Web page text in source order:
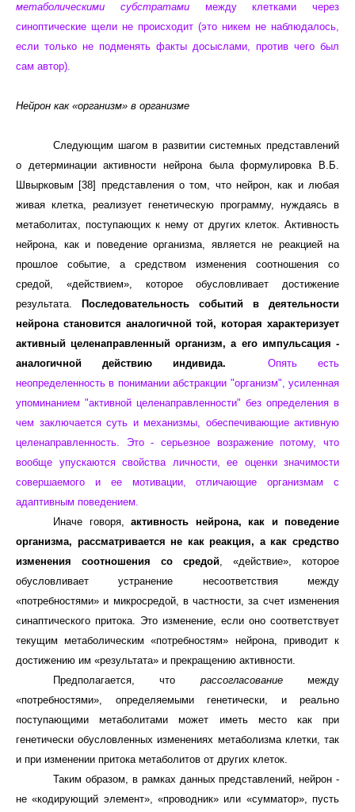
метаболическими субстратами между клетками через
синоптические щели не происходит (это никем не наблюдалось,
если только не подменять факты досыслами, против чего был
сам автор).
Нейрон как «организм» в организме
Следующим шагом в развитии системных представлений
о детерминации активности нейрона была формулировка В.Б.
Швырковым [38] представления о том, что нейрон, как и любая
живая клетка, реализует генетическую программу, нуждаясь в
метаболитах, поступающих к нему от других клеток. Активность
нейрона, как и поведение организма, является не реакцией на
прошлое событие, а средством изменения соотношения со
средой, «действием», которое обусловливает достижение
результата.
Последовательность событий в деятельности
нейрона становится аналогичной той, которая характеризует
активный целенаправленный организм, а его импульсация -
аналогичной действию индивида.
Опять есть
неопределенность в понимании абстракции "организм", усиленная
упоминанием "активной целенаправленности" без определения в
чем заключается суть и механизмы, обеспечивающие активную
целенаправленность. Это - серьезное возражение потому, что
вообще упускаются свойства личности, ее оценки значимости
совершаемого и ее мотивации, отличающие организмам с
адаптивным поведением.
Иначе говоря,активность нейрона, как и поведение
организма, рассматривается не как реакция, а как средство
изменения соотношения со средой, «действие», которое
обусловливает устранение несоответствия между
«потребностями» и микросредой, в частности, за счет изменения
синаптического притока. Это изменение, если оно соответствует
текущим метаболическим «потребностям» нейрона, приводит к
достижению им «результата» и прекращению активности.
Предполагается, что рассогласованиемежду
«потребностями», определяемыми генетически, и реально
поступающими метаболитами может иметь место как при
генетически обусловленных изменениях метаболизма клетки, так
и при изменении притока метаболитов от других клеток.
Таким образом, в рамках данных представлений, нейрон -
не «кодирующий элемент», «проводник» или «сумматор», пусть